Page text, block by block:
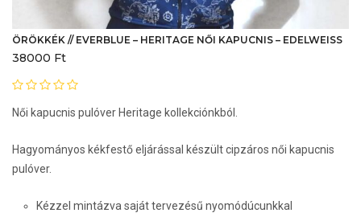
ÖRÖKKÉK // EVERBLUE – HERITAGE NŐI KAPUCNIS – EDELWEISS
38000 Ft
Női kapucnis pulóver Heritage kollekciónkból.
Hagyományos kékfestő eljárással készült cipzáros női kapucnis
pulóver.
Kézzel mintázva saját tervezésű nyomódúcunkkal